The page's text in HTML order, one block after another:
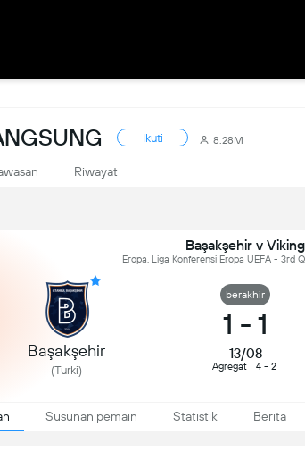
Ikuti 8.28M
Riwayat
Başakşehir v Viking
Eropa, Liga Konferensi Eropa UEFA - 3rd
Başakşehir
(Turki)
berakhir
1 - 1
13/08
Agregat 4 - 2
Susunan pemain Statistik Berita